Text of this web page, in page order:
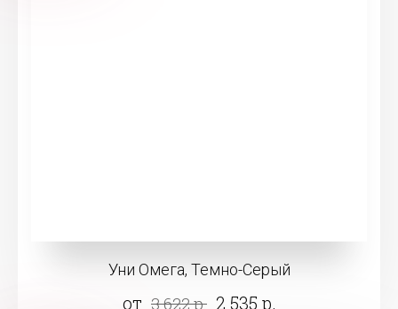
Уни Омега, Темно-Серый
от 3 622 р. 2 535 р.